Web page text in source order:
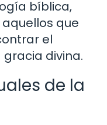
bíblica,
que
el
divina.
de la